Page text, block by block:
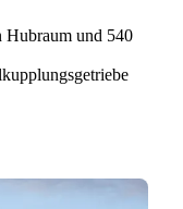
Hubraum und 540